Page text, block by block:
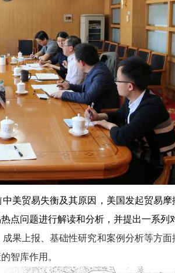
美贸易失衡及其原因，美国发起贸易摩
点问题进行解读和分析，并提出一系列
果上报、基础性研究和案例分析等方
智库作用。